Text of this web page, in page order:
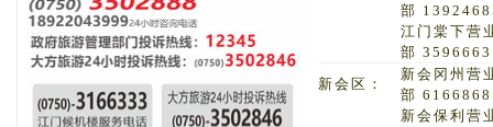
部
江门棠下营
部 3596663
新会区：
新会冈州营
部 6166868
新会保利营